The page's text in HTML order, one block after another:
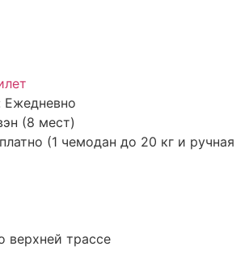
Ежедневно
(8 мест)
(1 чемодан до 20 кг и ручная
верхней трассе